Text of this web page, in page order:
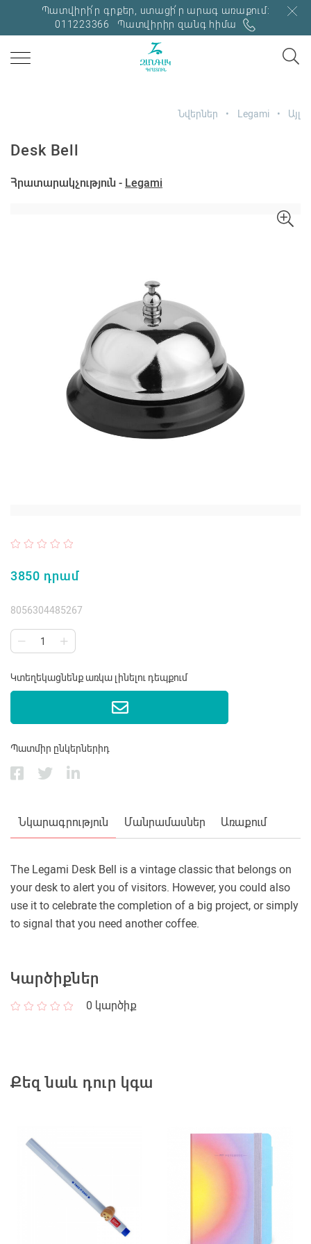
Պատվիրի՛ր գրքեր, ստացի՛ր արագ առաքում:
011223366
Պատվիրիր զանգ հիմա
Նվերներ Legami Այլ
Desk Bell
Հրատարակչություն - Legami
3850 դրամ
8056304485267
Կտեղեկացնենք առկա լինելու դեպքում
Պատմիր ընկերներիդ
Նկարագրություն Մանրամասներ Առաքում
The Legami Desk Bell is a vintage classic that belongs on
your desk to alert you of visitors. However, you could also
use it to celebrate the completion of a big project, or simply
to signal that you need another coffee.
Կարծիքներ
0 կարծիք
Քեզ նաև դուր կգա